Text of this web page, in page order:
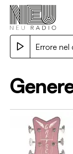
Errore nel